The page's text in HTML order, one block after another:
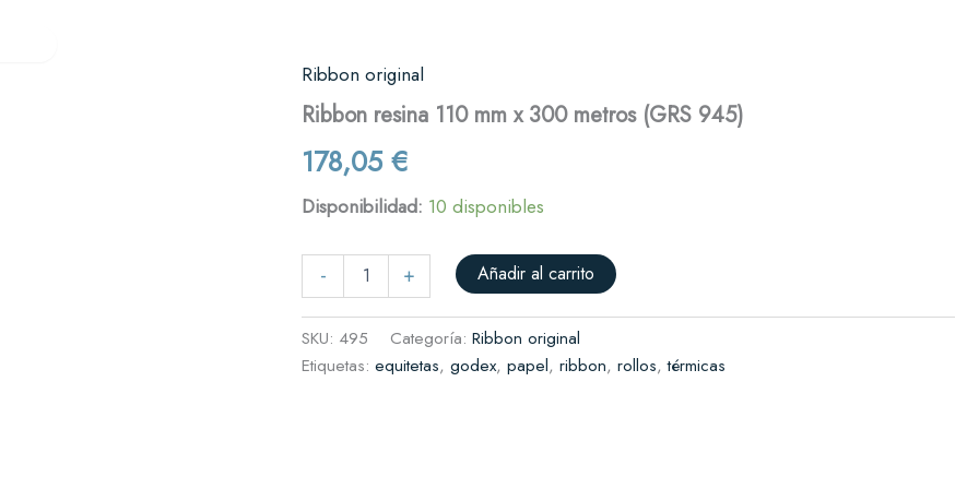
Ribbon original
Ribbon resina 110 mm x 300 metros (GRS 945)
178,05 €
Disponibilidad: 10 disponibles
-
Ribbon
resina
110
x
metros
945)
cantidad
+ Añadir al carrito
SKU: 495 Categoría: Ribbon original
Etiquetas: equitetas, godex, papel, ribbon, rollos,térmicas
945)
cantidad